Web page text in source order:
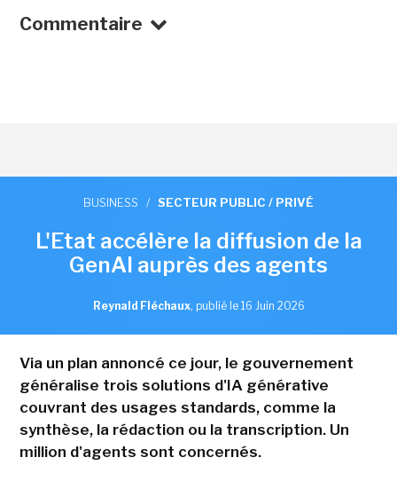
Commentaire
BUSINESS / SECTEUR PUBLIC / PRIVÉ
L'Etat accélère la diffusion de la
GenAI auprès des agents
Reynald Fléchaux, publié le 16 Juin 2026
Via un plan annoncé ce jour, le gouvernement
généralise trois solutions d'IA générative
couvrant des usages standards, comme la
synthèse, la rédaction ou la transcription. Un
million d'agents sont concernés.